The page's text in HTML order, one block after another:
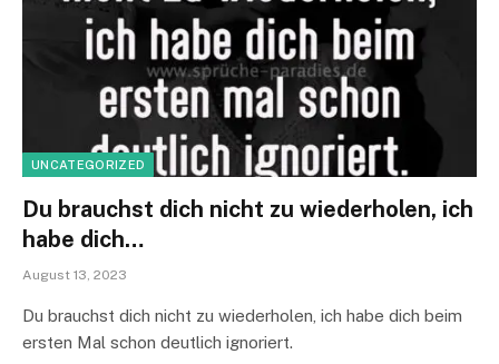
UNCATEGORIZED
Du brauchst dich nicht zu wiederholen, ich
habe dich…
August 13, 2023
Du brauchst dich nicht zu wiederholen, ich habe dich beim
ersten Mal schon deutlich ignoriert.